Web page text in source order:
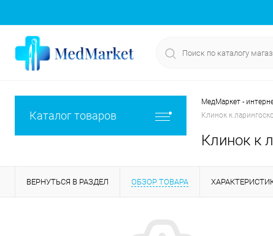
Каталог товаров
МедМаркет -
Клинок к
Клинок к
ВЕРНУТЬСЯ В РАЗДЕЛ ОБЗОР ТОВАРА